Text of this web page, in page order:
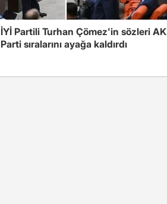
İYİ Partili Turhan Çömez'in sözleri AK
Parti sıralarını ayağa kaldırdı